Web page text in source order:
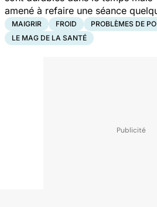
amené à refaire une séance
MAIGRIR FROID PROBLÈMES DE
LE MAG DE LA SANTÉ